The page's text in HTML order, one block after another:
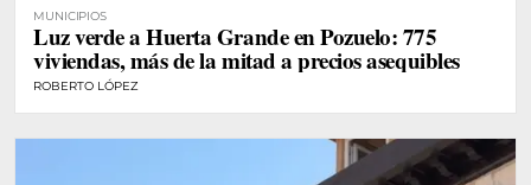
MUNICIPIOS
Luz verde a Huerta Grande en Pozuelo: 775
viviendas, más de la mitad a precios asequibles
ROBERTO LÓPEZ